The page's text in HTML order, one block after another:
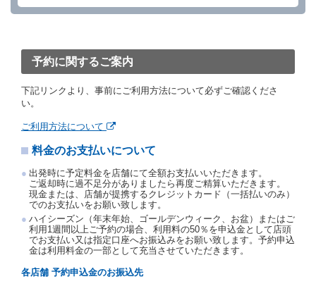
を１時間以上経過してもレンタカー貸渡契約（以下
約取消手数料を当社に支払うものとし、当社は、この
予約取消手数料の支払いがあったときは、受領済の予
約申込金を借受人に返還するものとします。
当社の都合により、予約が取り消されたとき、又は貸
約申込金を返還するものとします。
若しくは当社のいずれの責にもよらない事由により貸
たものとします。この場合、当社は受領済の予約申込
金を返還するものとします。
第５条（代替レンタカー）
当社は、借受人から予約のあった車種クラスのレンタ
カーを貸し渡すことができないときは、予約と異なる
車種クラスのレンタカー（以下「代替レンタカー」と
いいます。）の貸渡しを申し入れることができるもの
とします。
予約に関するご案内
下記リンクより、事前にご利用方法について必ずご確認くださ
い。
ご利用方法について
料金のお支払いについて
出発時に予定料金を店舗にて全額お支払いいただきます。
ご返却時に過不足分がありましたら再度ご精算いただきます。
現金または、店舗が提携するクレジットカード（一括払いのみ）
でのお支払いをお願い致します。
ハイシーズン（年末年始、ゴールデンウィーク、お盆）またはご
利用1週間以上ご予約の場合、利用料の50％を申込金として店頭
でお支払い又は指定口座へお振込みをお願い致します。予約申込
金は利用料金の一部として充当させていただきます。
各店舗 予約申込金のお振込先